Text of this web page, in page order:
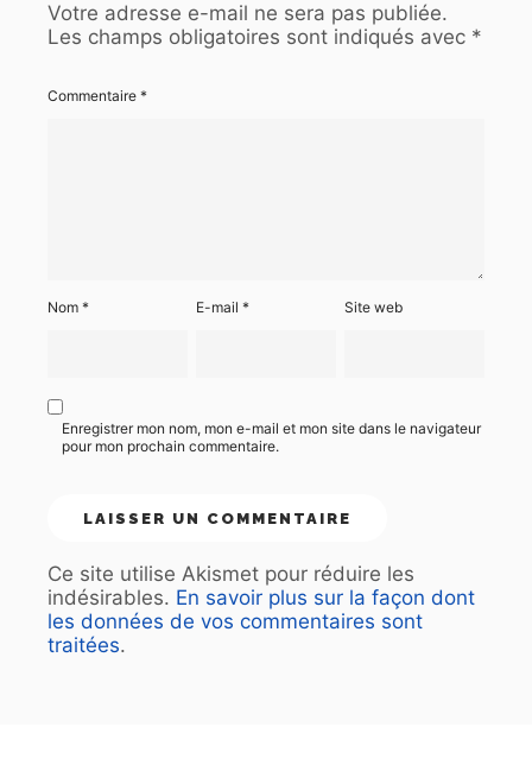
Votre adresse e-mail ne sera pas publiée.
Les champs obligatoires sont indiqués avec *
Commentaire *
Nom * E-mail* Site web
Enregistrer mon nom, mon e-mail et mon site dans le navigateur
pour mon prochain commentaire.
Ce site utilise Akismet pour réduire les
indésirables. En savoir plus sur la façon dont
les données de vos commentaires sont
traitées.